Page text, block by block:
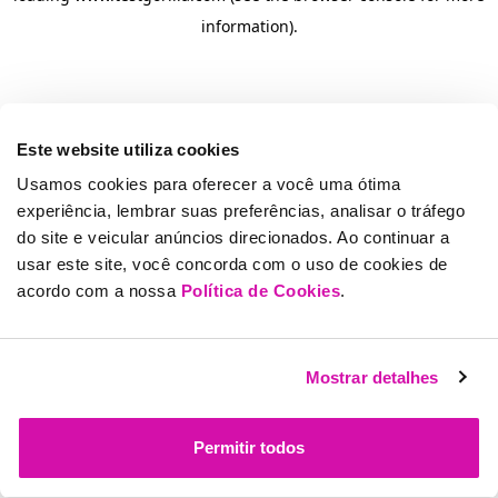
Este website utiliza cookies
Usamos cookies para oferecer a você uma ótima
experiência, lembrar suas preferências, analisar o tráfego
do site e veicular anúncios direcionados. Ao continuar a
usar este site, você concorda com o uso de cookies de
acordo com a nossa Política de Cookies.
Mostrar detalhes
Permitir todos
information).